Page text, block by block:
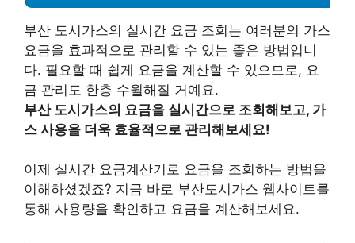
부산 도시가스의 실시간 요금 조회는 여러분의 가스
요금을 효과적으로 관리할 수 있는 좋은 방법입니
다. 필요할 때 쉽게 요금을 계산할 수 있으므로, 요
금 관리도 한층 수월해질 거예요.
부산 도시가스의 요금을 실시간으로 조회해보고, 가
스 사용을 더욱 효율적으로 관리해보세요!
이제 실시간 요금계산기로 요금을 조회하는 방법을
이해하셨겠죠? 지금 바로 부산도시가스 웹사이트를
통해 사용량을 확인하고 요금을 계산해보세요.